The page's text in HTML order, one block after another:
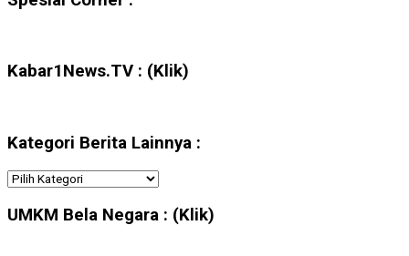
Kabar1News.TV : (Klik)
Kategori Berita Lainnya :
Kategori
Lainnya
UMKM Bela Negara : (Klik)